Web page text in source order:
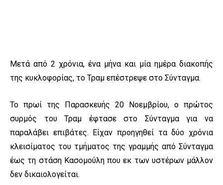
Μετά από 2 χρόνια, ένα μήνα και μία ημέρα διακοπής
της κυκλοφορίας, το Τραμ επέστρεψε στο Σύνταγμα.
Το πρωί της Παρασκευής 20 Νοεμβρίου, ο πρώτος
συρμός του Τραμ έφτασε στο Σύνταγμα για να
παραλάβει επιβάτες. Είχαν προηγηθεί τα δύο χρόνια
κλεισίματος του τμήματος της γραμμής από Σύνταγμα
έως τη στάση Κασομούλη που εκ των υστέρων μάλλον
δεν δικαιολογείται.